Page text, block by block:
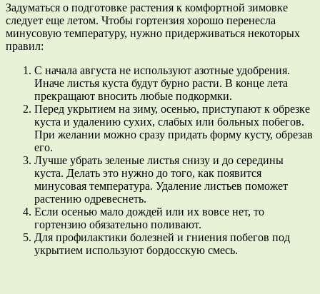
Задуматься о подготовке растения к комфортной зимовке
следует еще летом. Чтобы гортензия хорошо перенесла
минусовую температуру, нужно придерживаться некоторых
правил:
С начала августа не используют азотные удобрения.
Иначе листья куста будут бурно расти. В конце лета
прекращают вносить любые подкормки.
Перед укрытием на зиму, осенью, приступают к обрезке
куста и удалению сухих, слабых или больных побегов.
При желании можно сразу придать форму кусту, обрезав
его.
Лучше убрать зеленые листья снизу и до середины
куста. Делать это нужно до того, как появится
минусовая температура. Удаление листьев поможет
растению одревеснеть.
Если осенью мало дождей или их вовсе нет, то
гортензию обязательно поливают.
Для профилактики болезней и гниения побегов под
укрытием используют бордосскую смесь.